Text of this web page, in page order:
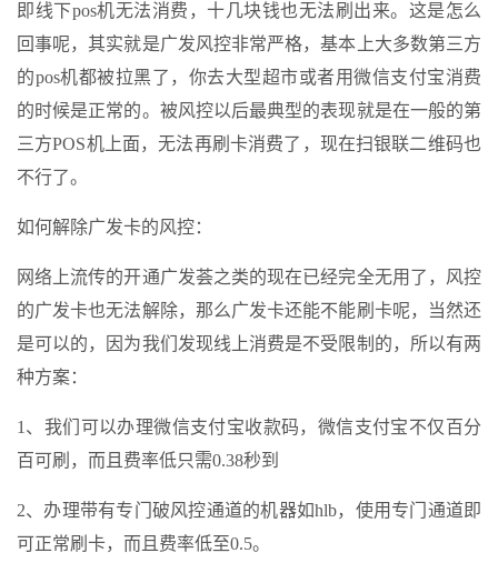
即线下pos机无法消费，十几块钱也无法刷出来。这是怎么
回事呢，其实就是广发风控非常严格，基本上大多数第三方
的pos机都被拉黑了，你去大型超市或者用微信支付宝消费
的时候是正常的。被风控以后最典型的表现就是在一般的第
三方POS机上面，无法再刷卡消费了，现在扫银联二维码也
不行了。
如何解除广发卡的风控：
网络上流传的开通广发荟之类的现在已经完全无用了，风控
的广发卡也无法解除，那么广发卡还能不能刷卡呢，当然还
是可以的，因为我们发现线上消费是不受限制的，所以有两
种方案：
1、我们可以办理微信支付宝收款码，微信支付宝不仅百分
百可刷，而且费率低只需0.38秒到
2、办理带有专门破风控通道的机器如hlb，使用专门通道即
可正常刷卡，而且费率低至0.5。